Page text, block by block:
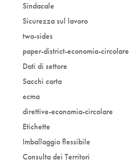
Sindacale
Sicurezza sul lavoro
two-sides
paper-district-economia-circolare
Dati di settore
Sacchi carta
ecma
direttive-economia-circolare
Etichette
Imballaggio flessibile
Consulta dei Territori